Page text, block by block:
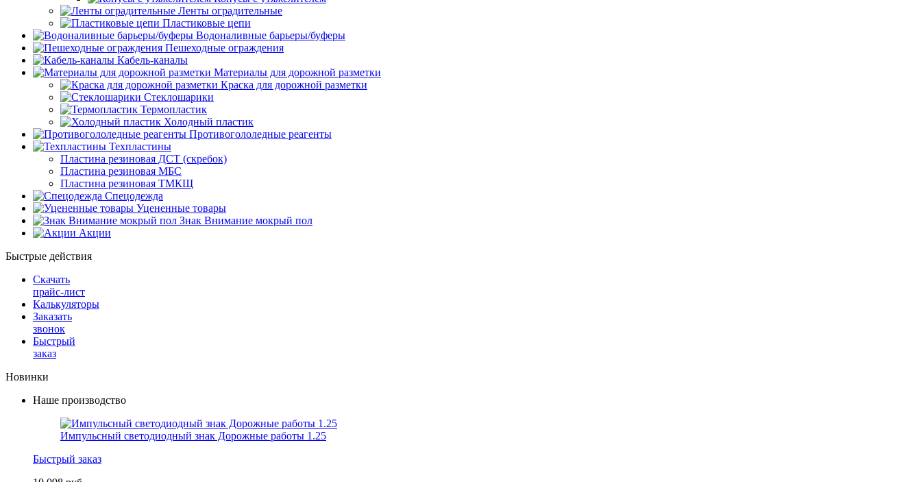
Ленты оградительные
Пластиковые цепи
Водоналивные барьеры/буферы
Пешеходные ограждения
Кабель-каналы
Материалы для дорожной разметки
Краска для дорожной разметки
Стеклошарики
Термопластик
Холодный пластик
Противогололедные реагенты
Техпластины
Пластина резиновая ДСТ (скребок)
Пластина резиновая МБС
Пластина резиновая ТМКЩ
Спецодежда
Уцененные товары
Знак Внимание мокрый пол
Акции
Быстрые действия
Скачать
прайс-лист
Калькуляторы
Заказать
звонок
Быстрый
заказ
Новинки
Наше производство
Импульсный светодиодный знак Дорожные работы 1.25
Быстрый заказ